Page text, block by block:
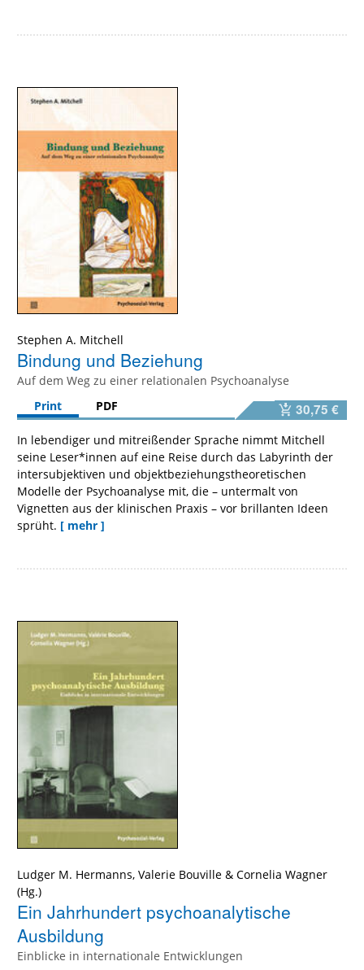
Stephen A. Mitchell
Bindung und Beziehung
Auf dem Weg zu einer relationalen Psychoanalyse
Print
PDF 30,75 €
In lebendiger und mitreißender Sprache nimmt Mitchell
seine Leser*innen auf eine Reise durch das Labyrinth der
intersubjektiven und objektbeziehungstheoretischen
Modelle der Psychoanalyse mit, die – untermalt von
Vignetten aus der klinischen Praxis – vor brillanten Ideen
sprüht. [ mehr ]
Ludger M. Hermanns, Valerie Bouville & Cornelia Wagner
Ein Jahrhundert psychoanalytische
Ausbildung
Einblicke in internationale Entwicklungen